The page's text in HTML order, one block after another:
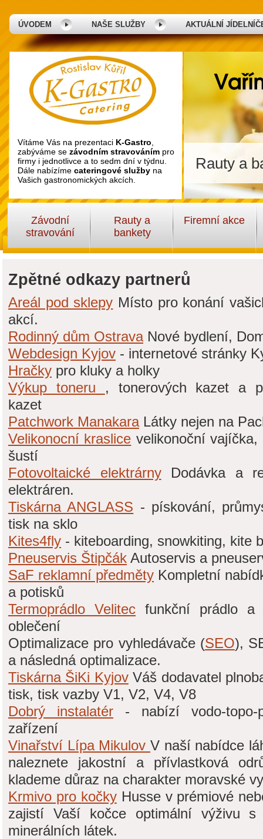
ÚVODEM NAŠE SLUŽBY AKTUÁLNÍ
Vítáme Vás na prezentaci K-Gastro
zabýváme se závodním stravováním pro
firmy i jednotlivce a to sedm dní v týdnu.
Dále nabízíme cateringové služby na
Vašich gastronomických akcích.
Rauty a
Závodní
stravování
Rauty a
bankety
Firemní akce
Zpětné odkazy partnerů
Areál pod sklepy Místo pro konání
akcí.
Rodinný dům OstravaNové bydlení,
Webdesign Kyjov - internetové stránky
Hračky pro kluky a holky
Výkup toneru , tonerových kazet a
kazet
Patchwork ManakaraLátky nejen na
Velikonocní kraslice velikonoční
šustí
Fotovoltaické elektrárnyDodávka a
elektráren.
Tiskárna ANGLASS - pískování,
tisk na sklo
Kites4fly - kiteboarding, snowkiting, kite
Pneuservis Štipčák Autoservis a
SaF reklamní předměty Kompletní
a potisků
Termoprádlo Velitec funkční prádlo a
oblečení
Optimalizace pro vyhledávače (SEO),
a následná optimalizace.
Tiskárna ŠiKi KyjovVáš dodavatel
tisk, tisk vazby V1, V2, V4, V8
Dobrý instalatér - nabízí vodo-topo-
zařízení
Vinařství Lípa Mikulov V naší nabídce
naleznete jakostní a přívlastková
klademe důraz na charakter moravské
Krmivo pro kočkyHusse v prémiové
zajistí Vaší kočce optimální výživu s
minerálních látek.